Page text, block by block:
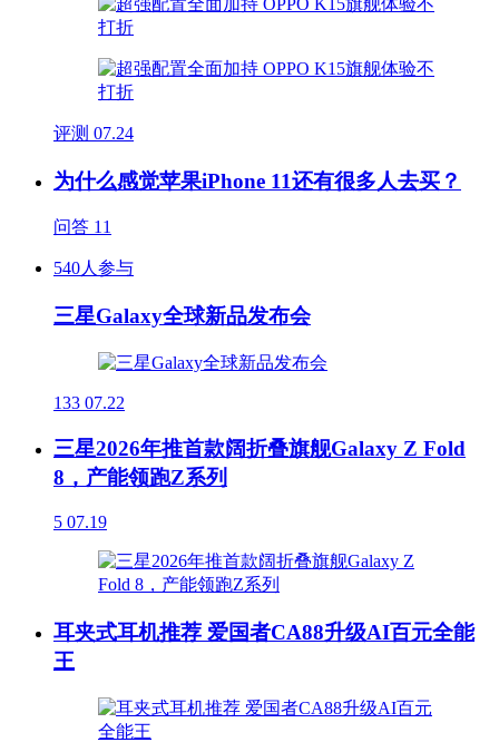
评测 07.24
为什么感觉苹果iPhone 11还有很多人去买？
问答 11
540人参与
三星Galaxy全球新品发布会
133 07.22
三星2026年推首款阔折叠旗舰Galaxy Z Fold
8，产能领跑Z系列
5 07.19
耳夹式耳机推荐 爱国者CA88升级AI百元全能
王